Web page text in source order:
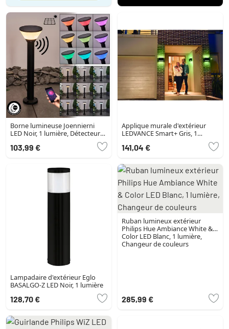
Borne lumineuse Joennierni
LED Noir, 1 lumière, Détecteur
de mouvement, Changeur de
couleurs
103,99 €
Applique murale d'extérieur
LEDVANCE Smart+ Gris, 1
141,04 €
Lampadaire d'extérieur Eglo
BASALGO-Z LED Noir, 1 lumière
128,70 €
Ruban lumineux extérieur
Philips Hue Ambiance White &
Color LED Blanc, 1 lumière,
Changeur de couleurs
285,99 €